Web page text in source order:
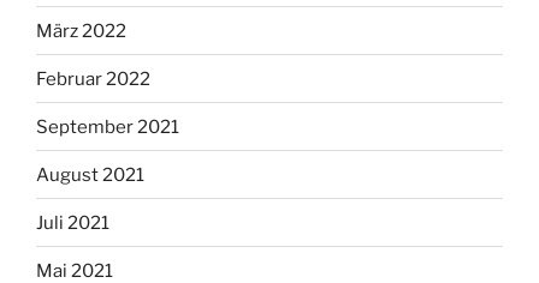
März 2022
Februar 2022
September 2021
August 2021
Juli 2021
Mai 2021